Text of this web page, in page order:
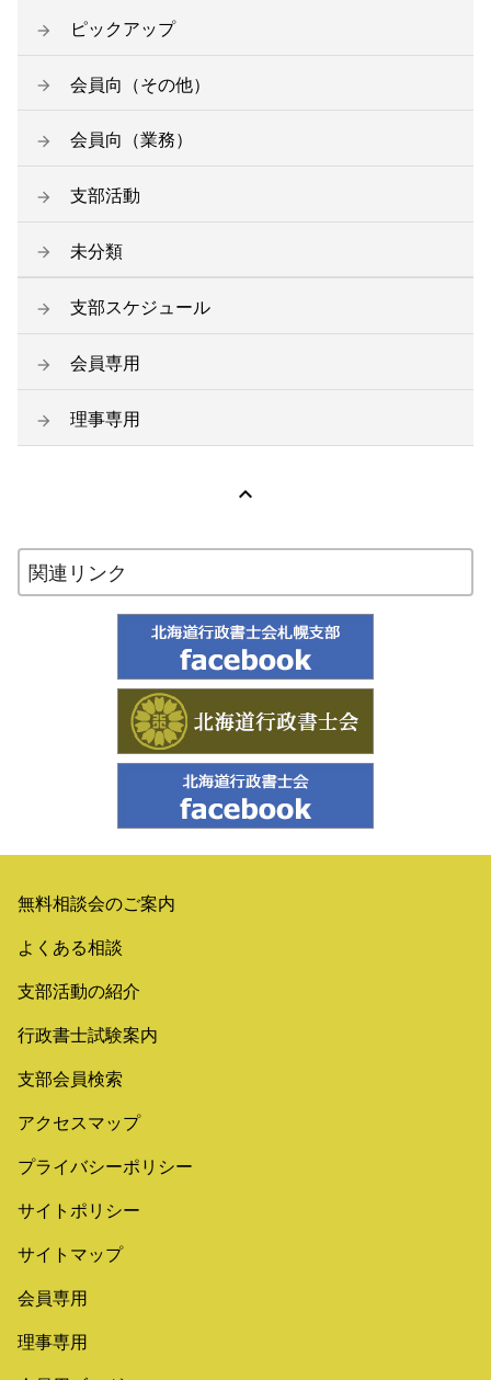
ピックアップ
会員向（その他）
会員向（業務）
支部活動
未分類
支部スケジュール
会員専用
理事専用

関連リンク
無料相談会のご案内
よくある相談
支部活動の紹介
行政書士試験案内
支部会員検索
アクセスマップ
プライバシーポリシー
サイトポリシー
サイトマップ
会員専用
理事専用